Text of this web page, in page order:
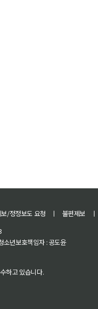
/정정보도 요청 ㅣ 불편제보 ㅣ
소년보호책임자 : 공도윤
하고 있습니다.